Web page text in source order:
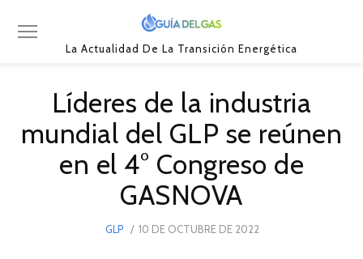
La Actualidad De La Transición Energética
Líderes de la industria
mundial del GLP se reúnen
en el 4° Congreso de
GASNOVA
GLP
POSTED
10 DE OCTUBRE DE 2022